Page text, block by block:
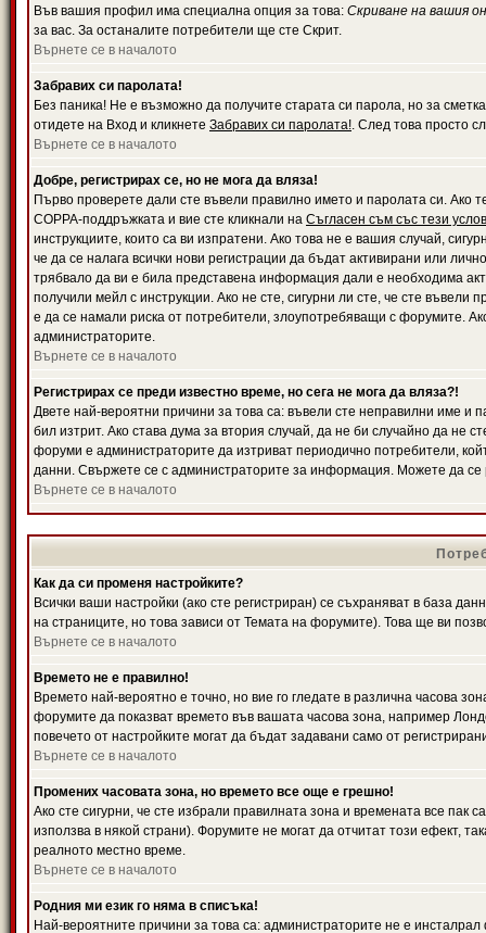
Във вашия профил има специална опция за това: Скриване на вашия
за вас. За останалите потребители ще сте Скрит.
Върнете се в началото
Забравих си паролата!
Без паника! Не е възможно да получите старата си парола, но за
отидете на Вход и кликнете Забравих си паролата!. След това просто
Върнете се в началото
Добре, регистрирах се, но не мога да вляза!
Първо проверете дали сте въвели правилно името и паролата си. Ако
COPPA-поддръжката и вие сте кликнали на Съгласен съм със тези
инструкциите, които са ви изпратени. Ако това не е вашия случай,
че да се налага всички нови регистрации да бъдат активирани или
трябвало да ви е била представена информация дали е необходима
получили мейл с инструкции. Ако не сте, сигурни ли сте, че сте
е да се намали риска от потребители, злоупотребяващи с форумите.
администраторите.
Върнете се в началото
Регистрирах се преди известно време, но сега не мога да вляза?!
Двете най-вероятни причини за това са: въвели сте неправилни име и
бил изтрит. Ако става дума за втория случай, да не би случайно да
форуми е администраторите да изтриват периодично потребители,
данни. Свържете се с администраторите за информация. Можете да се
Върнете се в началото
Как да си променя настройките?
Всички ваши настройки (ако сте регистриран) се съхраняват в база
на страниците, но това зависи от Темата на форумите). Това ще ви
Върнете се в началото
Времето не е правилно!
Времето най-вероятно е точно, но вие го гледате в различна часова
форумите да показват времето във вашата часова зона, например
повечето от настройките могат да бъдат задавани само от
Върнете се в началото
Промених часовата зона, но времето все още е грешно!
Ако сте сигурни, че сте избрали правилната зона и времената все
използва в някой страни). Форумите не могат да отчитат този ефект,
реалното местно време.
Върнете се в началото
Родния ми език го няма в списъка!
Най-вероятните причини за това са: администраторите не е